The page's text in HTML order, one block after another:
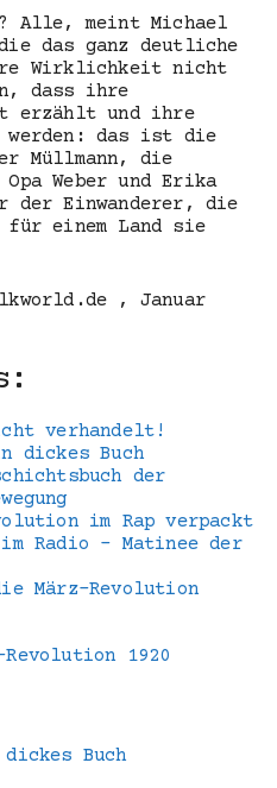
Alle, meint Michael
das ganz deutliche
Wirklichkeit nicht
dass ihre
erzählt und ihre
werden: das ist die
Müllmann, die
Weber und Erika
der Einwanderer, die
einem Land sie
, Januar
verhandelt!
dickes Buch
der
im Rap verpackt
Radio - Matinee der
März-Revolution
Revolution 1920
Buch